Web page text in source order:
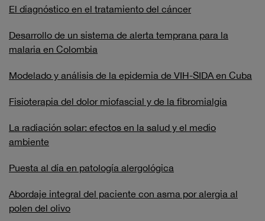
El diagnóstico en el tratamiento del cáncer
Desarrollo de un sistema de alerta temprana para la
malaria en Colombia
Modelado y análisis de la epidemia de VIH-SIDA en Cuba
Fisioterapia del dolor miofascial y de la fibromialgia
La radiación solar: efectos en la salud y el medio
ambiente
Puesta al día en patología alergológica
Abordaje integral del paciente con asma por alergia al
polen del olivo